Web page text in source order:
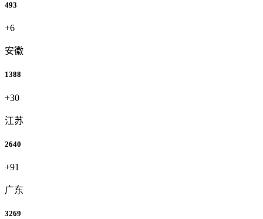
493
+6
安徽
1388
+30
江苏
2640
+91
广东
3269